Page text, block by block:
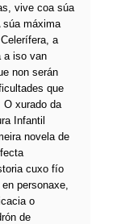
vive coa súa
súa máxima
a
a iso van
non serán
que
O xurado da
Infantil
novela de
cuxo fío
personaxe,
o
de